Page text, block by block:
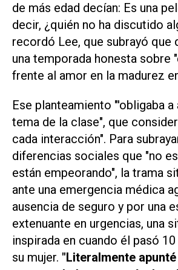
de más edad decían: Es una
decir, ¿quién no ha discutido
recordó Lee, que subrayó que
una temporada honesta sobre
frente al amor en la madurez
Ese planteamiento "'obligaba a
tema de la clase", que
cada interacción". Para
diferencias sociales que "no
están empeorando", la trama
ante una emergencia médica
ausencia de seguro y por una
extenuante en urgencias, una
inspirada en cuando él pasó
su mujer. "Literalmente